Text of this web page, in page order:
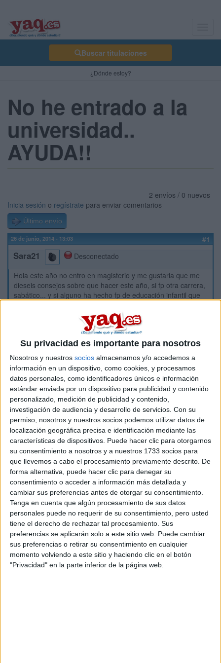
Su privacidad es importante para nosotros
Nosotros y nuestros socios almacenamos y/o accedemos a
información en un dispositivo, como cookies, y procesamos
datos personales, como identificadores únicos e información
estándar enviada por un dispositivo para publicidad y contenido
personalizado, medición de publicidad y contenido,
investigación de audiencia y desarrollo de servicios. Con su
permiso, nosotros y nuestros socios podemos utilizar datos de
localización geográfica precisa e identificación mediante las
características de dispositivos. Puede hacer clic para otorgarnos
su consentimiento a nosotros y a nuestros 1733 socios para
que llevemos a cabo el procesamiento previamente descrito. De
forma alternativa, puede hacer clic para denegar su
consentimiento o acceder a información más detallada y
cambiar sus preferencias antes de otorgar su consentimiento.
Tenga en cuenta que algún procesamiento de sus datos
personales puede no requerir de su consentimiento, pero usted
tiene el derecho de rechazar tal procesamiento. Sus
preferencias se aplicarán solo a este sitio web. Puede cambiar
sus preferencias o retirar su consentimiento en cualquier
momento volviendo a este sitio y haciendo clic en el botón
"Privacidad" en la parte inferior de la página web.
Buscar titulaciones
¿Dónde estoy?
No he entrado a la
universidad..
AYUDA!!
2 envíos / 0 nuevos
Inicia sesión o regístrate para enviar comentarios
Último envío
26 de junio, 2014 - 13:03 #1
Sara21
Desconectado
Hola este año no entro en magisterio y me gustaria que me
dieseis consejos sobre que hacer este año, si fp otra carrera,
sabático... y si alguno ha hecho fp de educación infantil que
Etiquetas:
Hablar x Hablar
Magisterio de Educación Infantil
Magisterio de Educación Primaria